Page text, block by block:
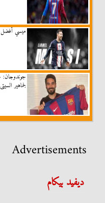
ميسي أفضل
جوندوجان:
لجماهير السيتى
Advertisements
ديفيد بيكام